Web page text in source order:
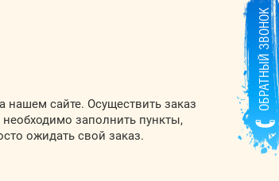
нашем сайте. Осуществить заказ
заполнить пункты,
ожидать свой заказ.
ОБРАТНЫЙ ЗВОНОК